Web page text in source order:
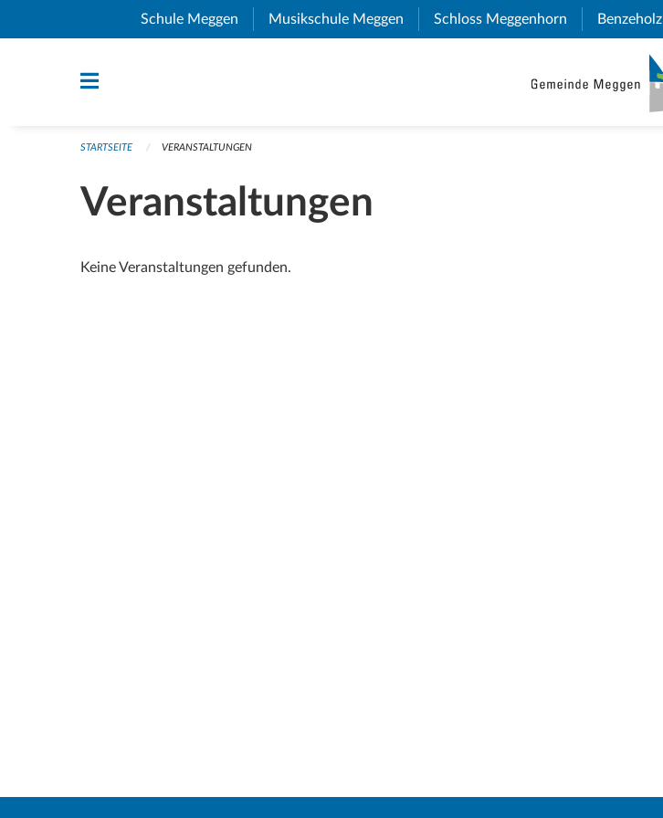
Navigation überspringen
Schule Meggen (External Link)
Musikschule Meggen (External Link)
Schloss Meggenhorn (External Link)
Benzeholz
STARTSEITE VERANSTALTUNGEN
Veranstaltungen
Keine Veranstaltungen gefunden.